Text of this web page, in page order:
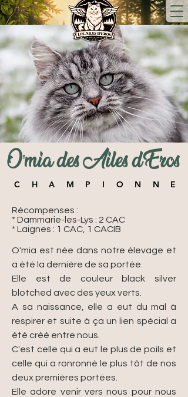
O'mia des Ailes d'Eros
Récompenses :
* Dammarie-les-Lys : 2 CAC
* Laignes : 1 CAC, 1 CACIB
O'mia est née dans notre élevage et
a été la dernière de sa portée.
Elle est de couleur black silver
blotched avec des yeux verts.
A sa naissance, elle a eut du mal à
respirer et suite à ça un lien spécial a
été créé entre nous.
C'est celle qui a eut le plus de poils et
celle qui a ronronné le plus tôt de nos
deux premières portées.
Elle adore venir vers nous pour nous
CHAMPIONNE